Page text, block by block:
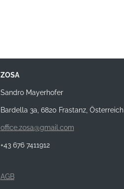
ZOSA
Sandro Mayerhofer
Bardella 3a, 6820 Frastanz, Österreich
office.zosa@gmail.com
+43 676 7411912
AGB